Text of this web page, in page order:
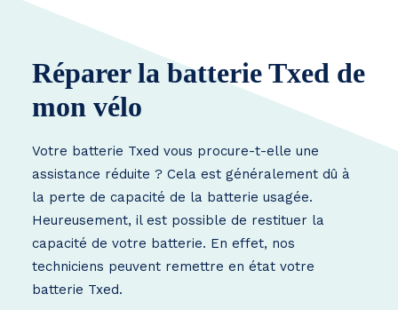
Réparer la batterie Txed de
mon vélo
Votre batterie Txed vous procure-t-elle une
assistance réduite ? Cela est généralement dû à
la perte de capacité de la batterie usagée.
Heureusement, il est possible de restituer la
capacité de votre batterie. En effet, nos
techniciens peuvent remettre en état votre
batterie Txed.